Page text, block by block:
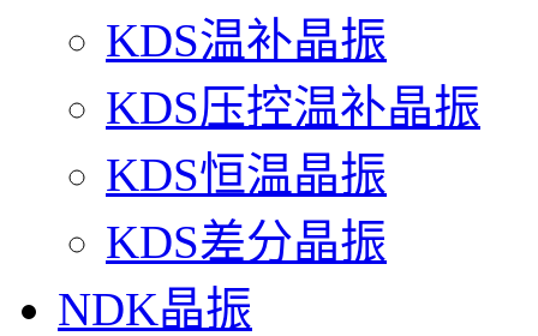
KDS温补晶振
KDS压控温补晶振
KDS恒温晶振
KDS差分晶振
NDK晶振